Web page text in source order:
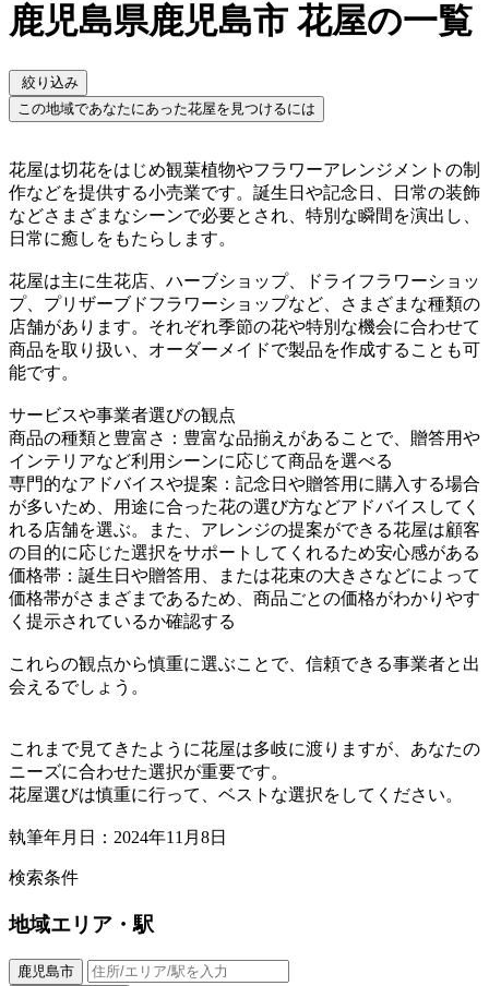
鹿児島県鹿児島市 花屋の一覧
絞り込み
この地域であなたにあった花屋を見つけるには
花屋は切花をはじめ観葉植物やフラワーアレンジメントの制
作などを提供する小売業です。誕生日や記念日、日常の装飾
などさまざまなシーンで必要とされ、特別な瞬間を演出し、
日常に癒しをもたらします。
花屋は主に生花店、ハーブショップ、ドライフラワーショッ
プ、プリザーブドフラワーショップなど、さまざまな種類の
店舗があります。それぞれ季節の花や特別な機会に合わせて
商品を取り扱い、オーダーメイドで製品を作成することも可
能です。
サービスや事業者選びの観点
商品の種類と豊富さ：豊富な品揃えがあることで、贈答用や
インテリアなど利用シーンに応じて商品を選べる
専門的なアドバイスや提案：記念日や贈答用に購入する場合
が多いため、用途に合った花の選び方などアドバイスしてく
れる店舗を選ぶ。また、アレンジの提案ができる花屋は顧客
の目的に応じた選択をサポートしてくれるため安心感がある
価格帯：誕生日や贈答用、または花束の大きさなどによって
価格帯がさまざまであるため、商品ごとの価格がわかりやす
く提示されているか確認する
これらの観点から慎重に選ぶことで、信頼できる事業者と出
会えるでしょう。
これまで見てきたように花屋は多岐に渡りますが、あなたの
ニーズに合わせた選択が重要です。
花屋選びは慎重に行って、ベストな選択をしてください。
執筆年月日：2024年11月8日
検索条件
地域エリア・駅
鹿児島市